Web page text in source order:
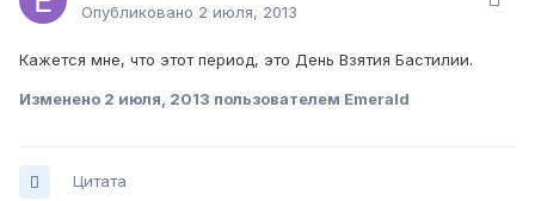
Опубликовано 2 июля, 2013
Кажется мне, что этот период, это День Взятия Бастилии.
Изменено 2 июля, 2013 пользователем Emerald
Цитата